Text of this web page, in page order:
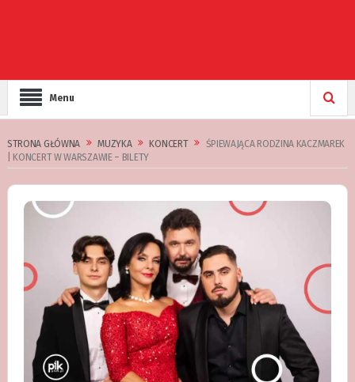
Menu
STRONA GŁÓWNA MUZYKA KONCERT
ŚPIEWAJĄCA RODZINA KACZMAREK
| KONCERT W WARSZAWIE – BILETY